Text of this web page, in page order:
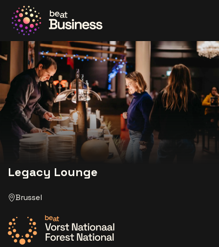
Ga naar de homepage
Legacy Lounge
Brussel